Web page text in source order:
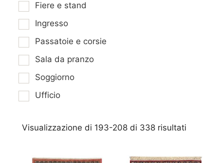
Fiere e stand
Ingresso
Passatoie e corsie
Sala da pranzo
Soggiorno
Ufficio
Visualizzazione di 193-208 di 338 risultati